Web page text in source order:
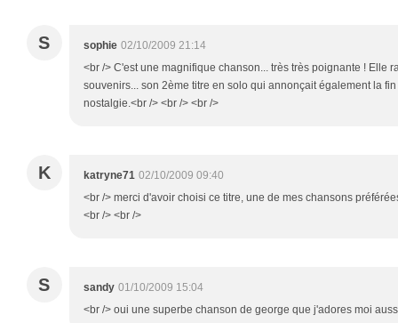
S sophie 02/10/2009 21:14
<br /> C'est une magnifique chanson... très très poignante ! Elle
souvenirs... son 2ème titre en solo qui annonçait également la
nostalgie.<br /> <br /> <br />
K katryne71 02/10/2009 09:40
<br /> merci d'avoir choisi ce titre, une de mes chansons
<br /> <br />
S sandy 01/10/2009 15:04
<br /> oui une superbe chanson de george que j'adores moi